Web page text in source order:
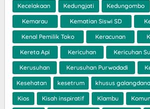
Kecelakaan Kedungjati Kedungombo
Kemarau Kematian Siswi SD
Kenal Pemilik Toko Keracunan
Kereta Api Kericuhan Kericuhan
Kerusuhan Kerusuhan Purwodadi
Kesehatan kesetrum khusus galangdana
Kios Kisah inspiratif Klambu